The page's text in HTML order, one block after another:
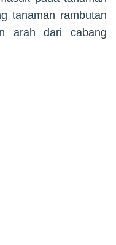
tanaman rambutan
arah dari cabang